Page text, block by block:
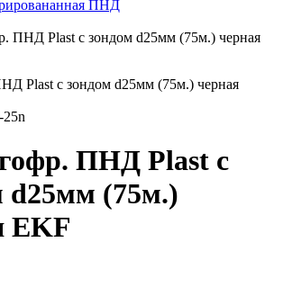
ПНД
ПНД Plast с зондом d25мм (75м.) черная
25n
ПНД Plast с
d25мм (75м.)
EKF